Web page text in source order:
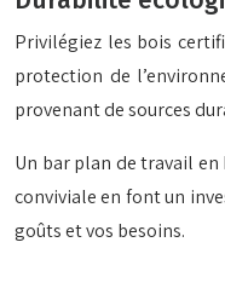
Privilégiez les bois
protection de
provenant de sources
Un bar plan de travail
conviviale en font un
goûts et vos besoins.